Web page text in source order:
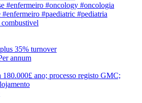
#enfermeiro #oncology #oncologia
#enfermeiro #paediatric #pediatria
combustivel
35% turnover
annum
180.000£ ano; processo registo GMC;